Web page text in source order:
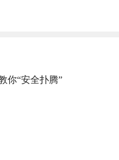
你“安全扑腾”